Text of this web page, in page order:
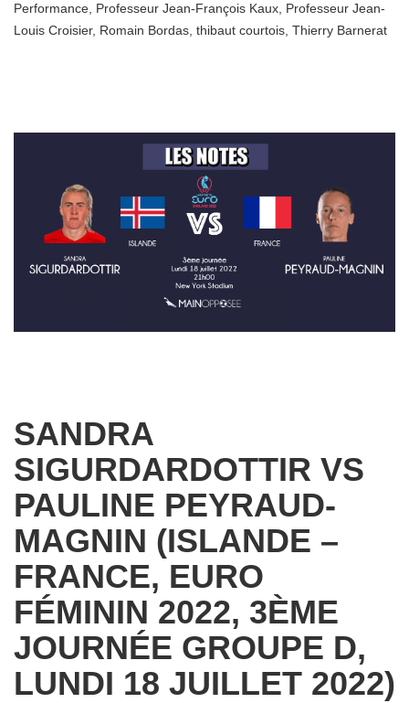
Performance Professeur Jean-François Kaux Professeur Jean-
Louis Croisier, Romain Bordas thibaut courtois Thierry Barnerat
SANDRA
SIGURDARDOTTIR VS
PAULINE PEYRAUD-
MAGNIN (ISLANDE –
FRANCE, EURO
FÉMININ 2022, 3ÈME
JOURNÉE GROUPE D,
LUNDI 18 JUILLET 2022)